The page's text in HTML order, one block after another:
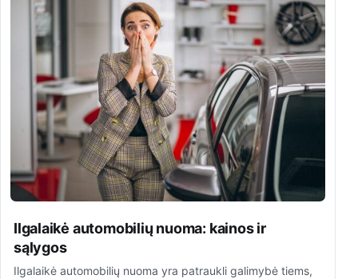
Ilgalaikė automobilių nuoma: kainos ir
sąlygos
Ilgalaikė automobilių nuoma yra patraukli galimybė tiems,